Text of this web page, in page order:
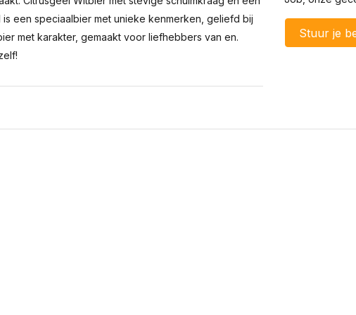
een speciaalbier met unieke kenmerken, geliefd bij
met karakter, gemaakt voor liefhebbers van en.
Stuur je